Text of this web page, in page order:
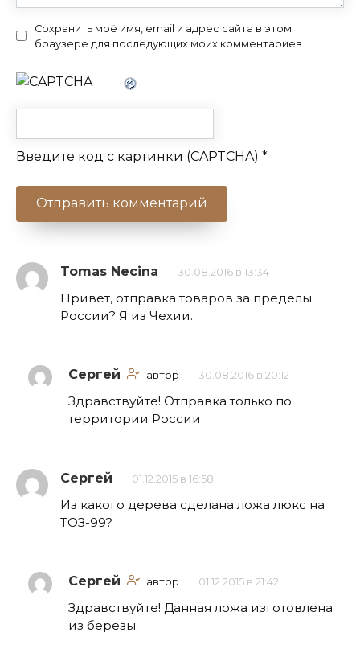
Сохранить моё имя, email и адрес сайта в этом
браузере для последующих моих комментариев.
Введите код с картинки (CAPTCHA) *
Tomas Necina 30.08.2016 в 13:34
Привет, отправка товаров за пределы
России? Я из Чехии.
Сергей автор 30.08.2016 в 20:12
Здравствуйте! Отправка только по
территории России
Сергей 01.12.2015 в 16:58
Из какого дерева сделана ложа люкс на
ТОЗ-99?
Сергей автор 01.12.2015 в 21:42
Здравствуйте! Данная ложа изготовлена
из березы.